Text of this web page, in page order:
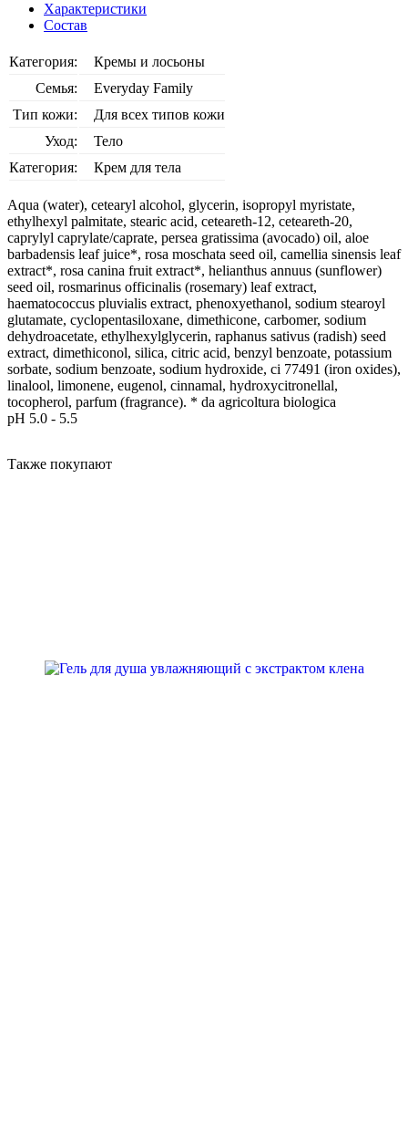
Характеристики
Состав
Категория:
Кремы и лосьоны
Семья:
Everyday Family
Тип кожи:
Для всех типов кожи
Уход:
Тело
Категория:
Крем для тела
Aqua (water), cetearyl alcohol, glycerin, isopropyl myristate,
ethylhexyl palmitate, stearic acid, ceteareth-12, ceteareth-20,
caprylyl caprylate/caprate, persea gratissima (avocado) oil, aloe
barbadensis leaf juice*, rosa moschata seed oil, camellia sinensis leaf
extract*, rosa canina fruit extract*, helianthus annuus (sunflower)
seed oil, rosmarinus officinalis (rosemary) leaf extract,
haematococcus pluvialis extract, phenoxyethanol, sodium stearoyl
glutamate, cyclopentasiloxane, dimethicone, carbomer, sodium
dehydroacetate, ethylhexylglycerin, raphanus sativus (radish) seed
extract, dimethiconol, silica, citric acid, benzyl benzoate, potassium
sorbate, sodium benzoate, sodium hydroxide, ci 77491 (iron oxides),
linalool, limonene, eugenol, cinnamal, hydroxycitronellal,
tocopherol, parfum (fragrance). * da agricoltura biologica
pH 5.0 - 5.5
Также покупают